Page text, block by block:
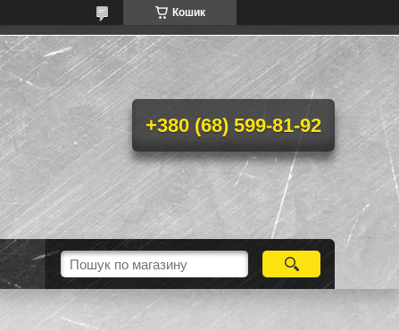
Кошик
+380 (68) 599-81-92